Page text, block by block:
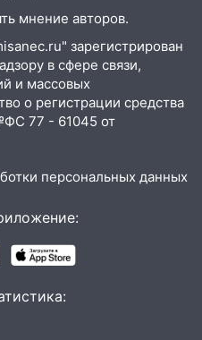
долг» без спроса:
района похитил у
рублей
светофор на
Ульяновске
крышу дома на
дерево
Ульяновску:
мнение авторов.
зарегистрирован
в сфере связи,
и массовых
о регистрации средства
77 - 61045 от
персональных данных